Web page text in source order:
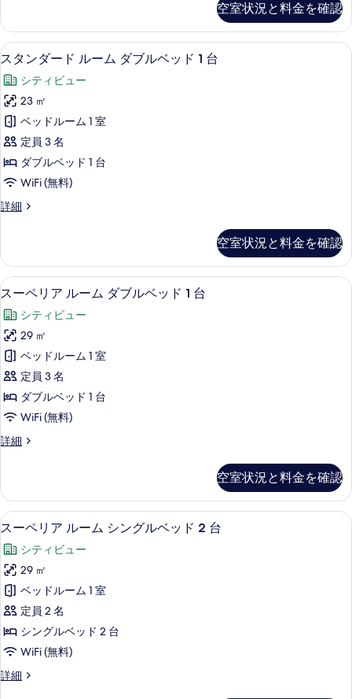
を
表
示
す
る
1
台
(Residence)
の
す
べ
て
の
写
真
示
す
る
ダ
ブ
ル
ッ
ド
台
(Residence)
の
詳
細
空室状況と料金を確認
ス
タ
ン
ダ
ー
ド
ル
ー
ム
ブ
ル
ベ
ッ
ド
台
の
す
べ
写
真
を
表
示
す
る
スタンダード ルーム ダブルベッド 1
6
スタンダード ルーム ダブルベッド 1 台
シティビュー
23 ㎡
ベッドルーム 1 室
定員 3 名
ダブルベッド 1 台
WiFi (無料)
詳細
ス
ー
ド
ル
ム
ダ
ブ
ル
ベ
ッ
ド
の
空室状況と料金を確認
ス
ー
ペ
リ
ア
ル
ー
ム
ダ
ル
ベ
ッ
ド
1
台
の
す
べ
て
高級寝具、羽毛の掛け布団、ミニバ
5
スーペリア ルーム ダブルベッド 1 台
シティビュー
29 ㎡
ベッドルーム 1 室
定員 3 名
ダブルベッド 1 台
WiFi (無料)
詳細
ス
ア
ル
ー
ダ
ブ
ル
ベ
ッ
ド
台
詳
空室状況と料金を確認
ス
ー
ペ
リ
ア
ル
ー
ム
シ
スーペリア ルーム シングルベッド 2
4
スーペリア ルーム シングルベッド 2 台
シティビュー
29 ㎡
ベッドルーム 1 室
定員 2 名
シングルベッド 2 台
WiFi (無料)
詳細
ス